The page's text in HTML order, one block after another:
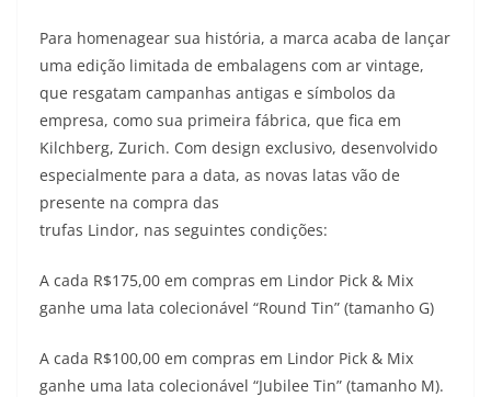
Para homenagear sua história, a marca acaba de lançar
uma edição limitada de embalagens com ar vintage,
que resgatam campanhas antigas e símbolos da
empresa, como sua primeira fábrica, que fica em
Kilchberg, Zurich. Com design exclusivo, desenvolvido
especialmente para a data, as novas latas vão de
presente na compra das
trufas Lindor, nas seguintes condições:
A cada R$175,00 em compras em Lindor Pick & Mix
ganhe uma lata colecionável “Round Tin” (tamanho G)
A cada R$100,00 em compras em Lindor Pick & Mix
ganhe uma lata colecionável “Jubilee Tin” (tamanho M).